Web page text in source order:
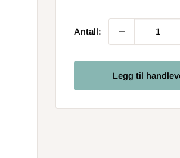
Antall:
Legg til